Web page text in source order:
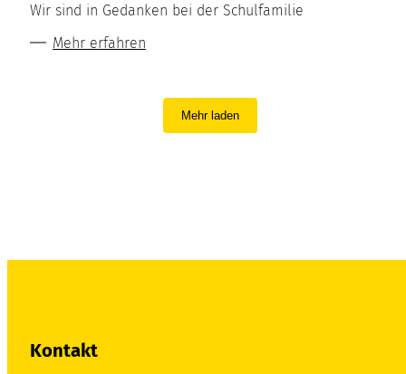
Wir sind in Gedanken bei der Schulfamilie
Mehr erfahren
Mehr laden
Kontakt